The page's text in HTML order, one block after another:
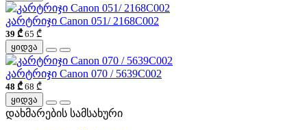
კარტრიჯი Canon 051/ 2168C002
39 ₾ 65 ₾
ყიდვა
კარტრიჯი Canon 070 / 5639C002
48 ₾ 68 ₾
ყიდვა
დახმარების სამსახური